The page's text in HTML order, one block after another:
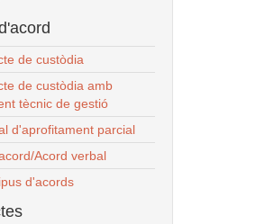
de custòdia
de custòdia amb
tècnic de gestió
d'aprofitament parcial
Acord verbal
d'acords